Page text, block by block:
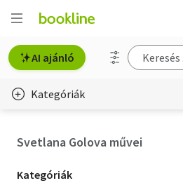
AI ajánló
Kategóriák
Svetlana Golova művei
Kategória
Kategóriák